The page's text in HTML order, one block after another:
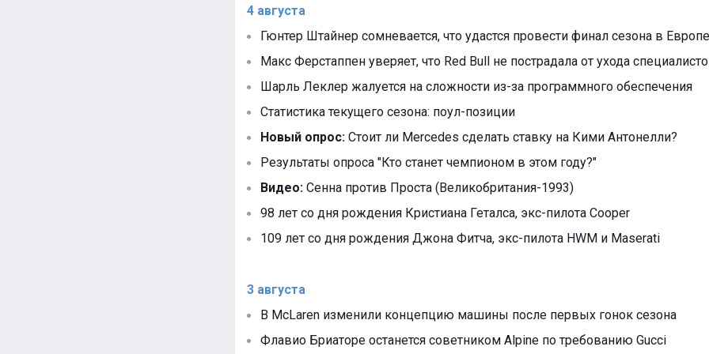
4 августа
Гюнтер Штайнер сомневается, что удастся провести финал сезона в Европе
Макс Ферстаппен уверяет, что Red Bull не пострадала от ухода
Шарль Леклер жалуется на сложности из-за программного обеспечения
Статистика текущего сезона: поул-позиции
Новый опрос: Стоит ли Mercedes сделать ставку на Кими Антонелли?
Результаты опроса "Кто станет чемпионом в этом году?"
Видео: Сенна против Проста (Великобритания-1993)
98 лет со дня рождения Кристиана Геталса, экс-пилота Cooper
109 лет со дня рождения Джона Фитча, экс-пилота HWM и Maserati
3 августа
В McLaren изменили концепцию машины после первых гонок сезона
Флавио Бриаторе останется советником Alpine по требованию Gucci